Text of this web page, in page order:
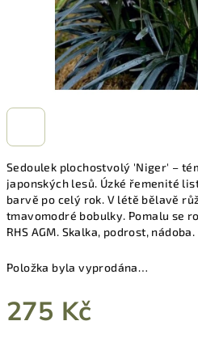
Sedoulek plochostvolý 'Niger' –
japonských lesů. Úzké řemenité
barvě po celý rok. V létě bělavě
tmavomodré bobulky. Pomalu se
RHS AGM. Skalka, podrost, nádoba.
Položka byla vyprodána…
275 Kč